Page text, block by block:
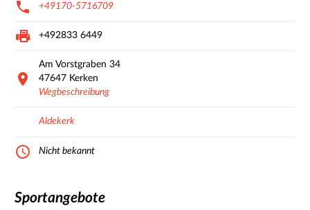
+49170-5716709
+492833 6449
Am Vorstgraben 34
47647 Kerken
Wegbeschreibung
Aldekerk
Nicht bekannt
Sportangebote